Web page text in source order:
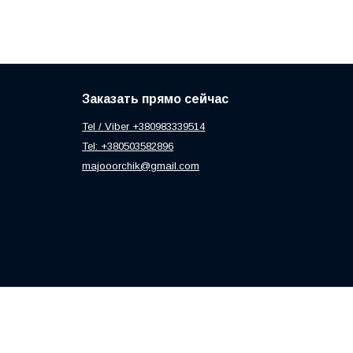
Заказать прямо сейчас
Tel / Viber +380983339514
Tel: +380503582896
majooorchik@gmail.com